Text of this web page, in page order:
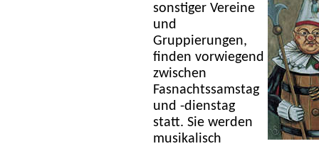
sonstiger Vereine
und
Gruppierungen,
finden vorwiegend
zwischen
Fasnachtssamstag
und -dienstag
statt. Sie werden
musikalisch